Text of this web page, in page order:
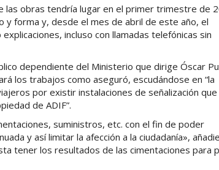
las obras tendría lugar en el primer trimestre de
forma y, desde el mes de abril de este año, el
incluso con llamadas telefónicas sin
dependiente del Ministerio que dirige Óscar
los trabajos como aseguró, escudándose en “la
por existir instalaciones de señalización que
de ADIF”.
suministros, etc. con el fin de poder
y así limitar la afección a la ciudadanía»,
tener los resultados de las cimentaciones para